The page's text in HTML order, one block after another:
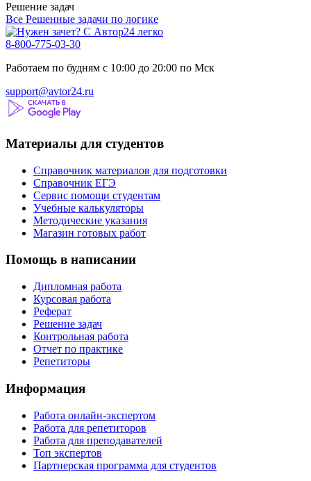
Решение задач
Все Решенные задачи по логике
8-800-775-03-30
Работаем по будням с 10:00 до 20:00 по Мск
support@avtor24.ru
Материалы для студентов
Справочник материалов для подготовки
Справочник ЕГЭ
Сервис помощи студентам
Учебные калькуляторы
Методические указания
Магазин готовых работ
Помощь в написании
Дипломная работа
Курсовая работа
Реферат
Решение задач
Контрольная работа
Отчет по практике
Репетиторы
Информация
Работа онлайн-экспертом
Работа для репетиторов
Работа для преподавателей
Топ экспертов
Партнерская программа для студентов